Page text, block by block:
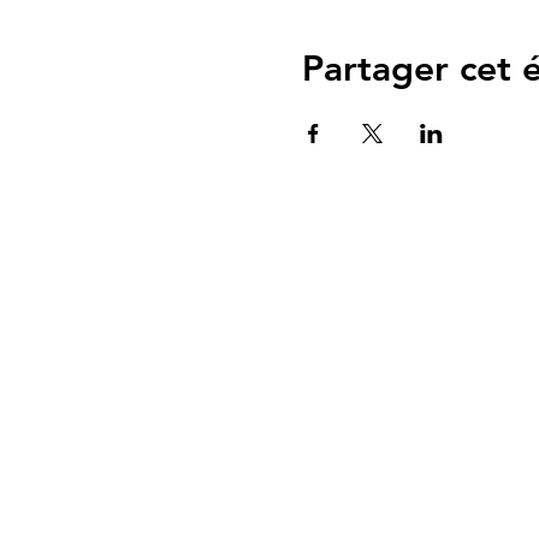
Partager cet